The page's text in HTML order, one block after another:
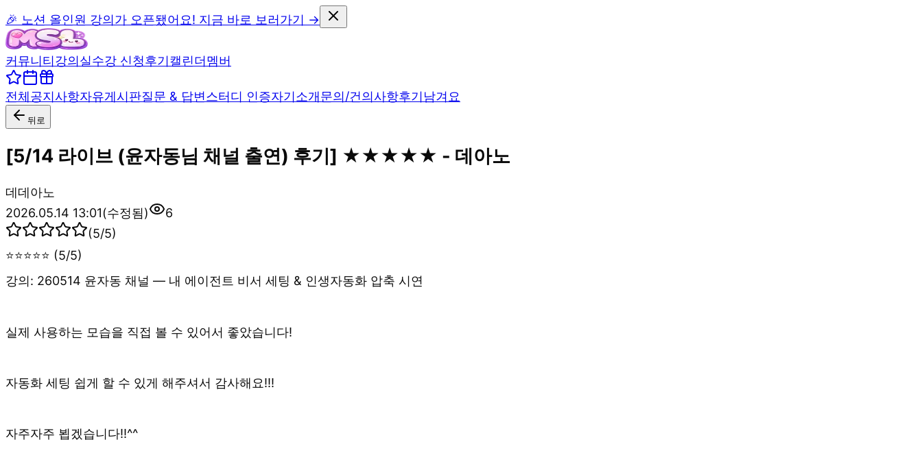
🎉 노션 올인원 강의가 오픈됐어요! 지금 바로 보러가기 →
커뮤니티강의실수강 신청후기캘린더멤버
전체공지사항자유게시판질문 & 답변스터디 인증자기소개문의/건의사항후기남겨요
뒤로
[5/14 라이브 (윤자동님 채널 출연) 후기] ★★★★★ - 데아노
데데아노
2026.05.14 13:01(수정됨)
6
(5/5)
⭐⭐⭐⭐⭐ (5/5)
강의: 260514 윤자동 채널 — 내 에이전트 비서 세팅 & 인생자동화 압축 시연
실제 사용하는 모습을 직접 볼 수 있어서 좋았습니다!
자동화 세팅 쉽게 할 수 있게 해주셔서 감사해요!!!
자주자주 뵙겠습니다!!^^